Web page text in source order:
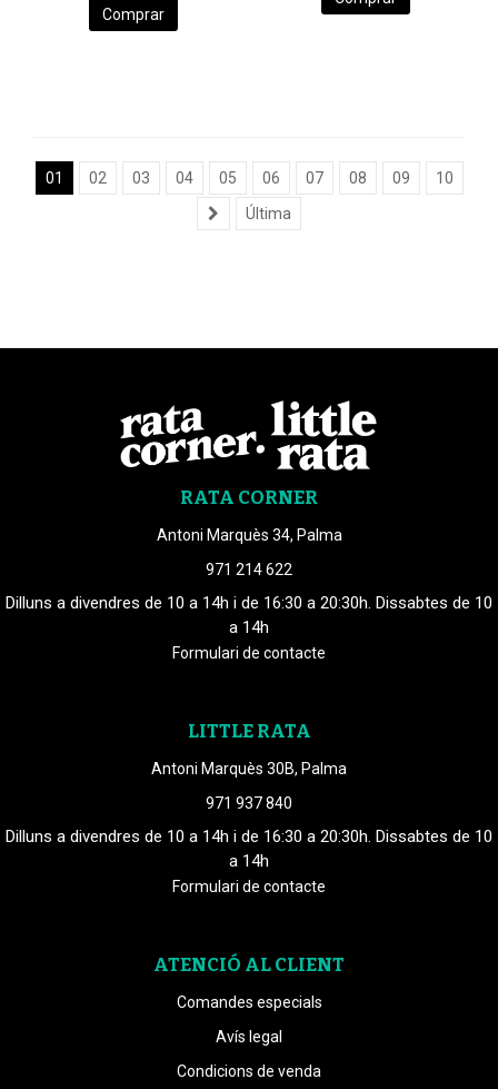
Comprar
01 02 03 04 05 06 07 08 09
10
Última
RATA CORNER
Antoni Marquès 34, Palma
971 214 622
Dilluns a divendres de 10 a 14h i de 16:30 a 20:30h. Dissabtes de 10
a 14h
Formulari de contacte
LITTLE RATA
Antoni Marquès 30B, Palma
971 937 840
Dilluns a divendres de 10 a 14h i de 16:30 a 20:30h. Dissabtes de 10
a 14h
Formulari de contacte
ATENCIÓ AL CLIENT
Comandes especials
Avís legal
Condicions de venda